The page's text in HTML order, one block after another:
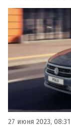
продуктами
Нефедов.
27 июня 2023, 08:31